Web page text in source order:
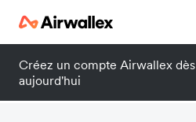
Créez un compte Airwallex dès
aujourd'hui